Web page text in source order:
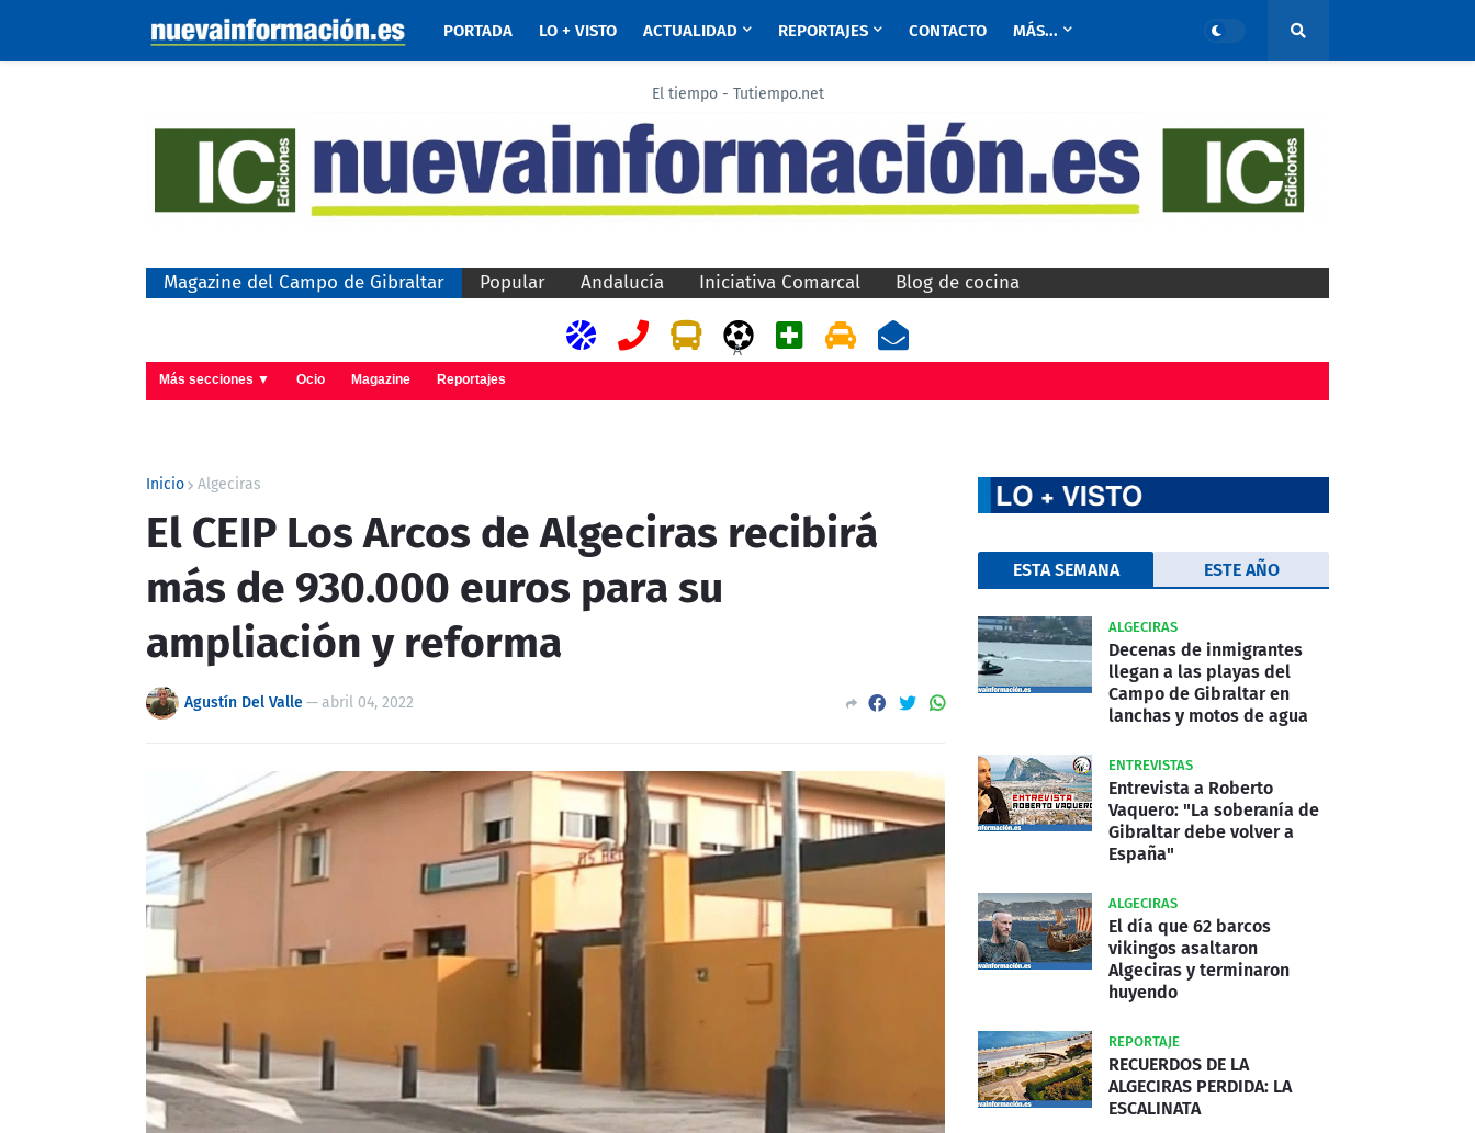
PORTADA LO + VISTO ACTUALIDAD REPORTAJES CONTACTO MÁS...
El tiempo - Tutiempo.net
Magazine del Campo de Gibraltar Popular Andalucía Iniciativa Comarcal Blog de cocina
A
Más secciones ▼ Ocio Magazine Reportajes
Inicio Algeciras
El CEIP Los Arcos de Algeciras recibirá
más de 930.000 euros para su
ampliación y reforma
Agustín Del Valle—abril 04, 2022
ESTA SEMANA ESTE AÑO
ALGECIRAS
Decenas de inmigrantes
llegan a las playas del
Campo de Gibraltar en
lanchas y motos de agua
ENTREVISTAS
Entrevista a Roberto
Vaquero: "La soberanía de
Gibraltar debe volver a
España"
ALGECIRAS
El día que 62 barcos
vikingos asaltaron
Algeciras y terminaron
huyendo
REPORTAJE
RECUERDOS DE LA
ALGECIRAS PERDIDA: LA
ESCALINATA